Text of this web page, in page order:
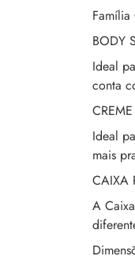
BODY
Ideal
conta
Ideal
mais
CAIXA
A